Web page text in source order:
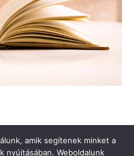
amik segítenek minket a
nyújtásában. Weboldalunk